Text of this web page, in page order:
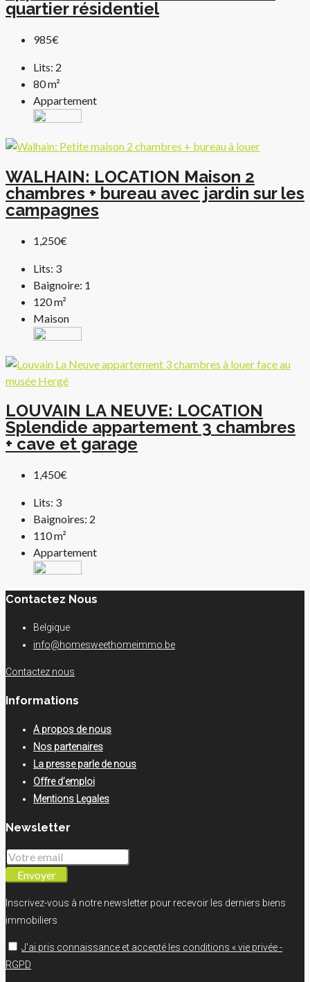
quartier résidentiel
985€
Lits: 2
80m²
Appartement
WALHAIN: LOCATION Maison 2
chambres + bureau avec jardin sur les
campagnes
1,250€
Lits: 3
Baignoire: 1
120m²
Maison
LOUVAIN LA NEUVE: LOCATION
Splendide appartement 3 chambres
+ cave et garage
1,450€
Lits: 3
Baignoires: 2
110m²
Appartement
Contactez Nous
Belgique
info@homesweethomeimmo.be
Contactez nous
Informations
A propos de nous
Nos partenaires
La presse parle de nous
Offre d’emploi
Mentions Legales
Newsletter
Envoyer
Inscrivez-vous à notre newsletter pour recevoir les derniers biens
immobiliers
J'ai pris connaissance et accepté les conditions « vie privée -
RGPD